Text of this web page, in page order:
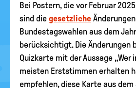
Bei Postern, die vor Februar
sind die gesetzliche
Bundestagswahlen aus dem
berücksichtigt. Die Änderungen
Quizkarte mit der Aussage „Wer
meisten Erststimmen erhalten
empfehlen, diese Karte aus dem